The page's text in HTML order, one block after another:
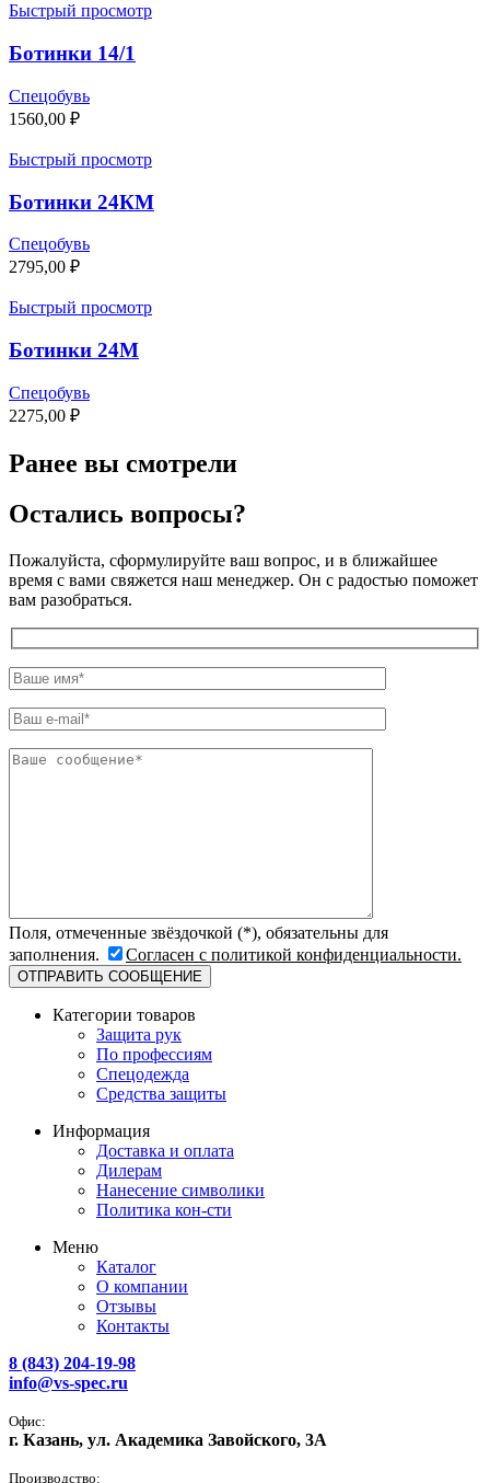
Быстрый просмотр
Ботинки 14/1
Спецобувь
1560,00 ₽
Быстрый просмотр
Ботинки 24КМ
Спецобувь
2795,00 ₽
Быстрый просмотр
Ботинки 24М
Спецобувь
2275,00 ₽
Ранее вы смотрели
Остались вопросы?
Пожалуйста, сформулируйте ваш вопрос, и в ближайшее
время с вами свяжется наш менеджер. Он с радостью поможет
вам разобраться.
Поля, отмеченные звёздочкой (*), обязательны для
заполнения.
Согласен с политикой конфиденциальности.
Категории товаров
Защита рук
По профессиям
Спецодежда
Средства защиты
Информация
Доставка и оплата
Дилерам
Нанесение символики
Политика кон-сти
Меню
Каталог
О компании
Отзывы
Контакты
8 (843) 204-19-98
info@vs-spec.ru
Офис:
г. Казань, ул. Академика Завойского, 3А
Производство: